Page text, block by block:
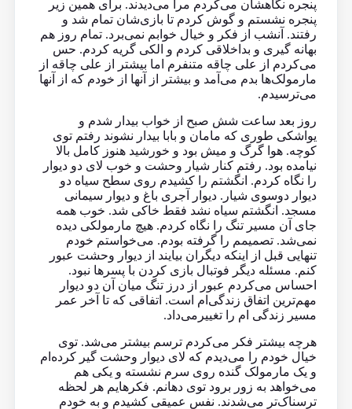
پنجره نگاهشان می‌کردم مرا می‌دیدند. برای همین زیر
پنجره نشستم و گوش کردم تا بازی‌شان تمام شد و
رفتند. آنشب از فکر و خیال خوابم نمی‌برد. تمام روز هم
بهانه گیری و بداخلاقی کردم و الکی گریه کردم. حس
می‌کردم از علی چاقه متنفرم اما بیشتر از علی چاقه از
مارمولک‌ها بدم می‌آمد و بیشتر از آنها از خودم که از آنها
می‌ترسیدم.
روز بعد ساعت شش صبح از خواب بیدار شدم و
یواشکی طوری که مامان و بابا بیدار نشوند رفتم توی
کوچه. هوا گرگ و میش بود و خورشید هنوز کامل بالا
نیامده بود. رفتم کنار شیار وحشت و خوب لای دو دیوار
را نگاه کردم. انگشتم را کشیدم روی سطح سیاه دو
دیوار دو‌سوی شیار. دیوار آجری باغ و دیوار سیمانی
مسجد. انگشتم سیاه نشد فقط خاکی شد. خوب همه
جای آن مسیر تنگ را نگاه کردم. هیچ مارمولکی دیده
نمی‌شد. تصمیمم را گرفته بودم. می‌خواستم خودم
تنهایی قبل از اینکه دیگران بیایند از دیوار وحشت عبور
کنم. مسئله دیگر فوتبال بازی کردن با پسرها نبود.
احساس می‌کردم عبور از درز تنگ میان آن دو دیوار
مهم‌ترین اتفاق زندگی‌ام است. اتفاقی که تا آخر عمر
مسیر زندگی ام را تغییرمی‌داد.
هرچه بیشتر فکر می‌کردم ترسم بیشتر می‌شد. توی
خیال خودم را می‌دیدم که لای دیوار وحشت گیر کرده‌ام
و یک مارمولک گنده روی سرم نشسته و یکی هم
می‌خواهد به زور برود توی دهانم. فکرهایم هر لحظه
ترسناک‌تر می‌شدند. نفس عمیقی کشیدم و به خودم